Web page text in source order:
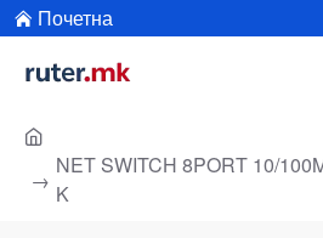
Почетна
NET SWITCH 8PORT 10/
K